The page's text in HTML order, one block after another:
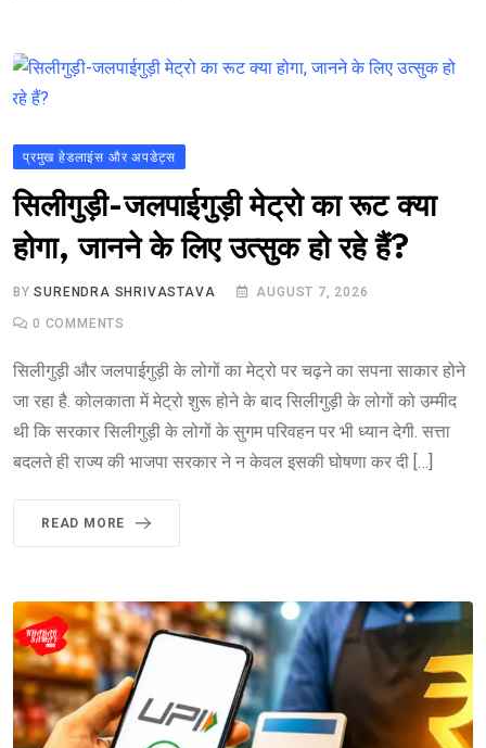
प्रमुख हेडलाइंस और अपडेट्स
सिलीगुड़ी-जलपाईगुड़ी मेट्रो का रूट क्या
होगा, जानने के लिए उत्सुक हो रहे हैं?
BYSURENDRA SHRIVASTAVA AUGUST 7, 2026
0 COMMENTS
सिलीगुड़ी और जलपाईगुड़ी के लोगों का मेट्रो पर चढ़ने का सपना साकार होने
जा रहा है. कोलकाता में मेट्रो शुरू होने के बाद सिलीगुड़ी के लोगों को उम्मीद
थी कि सरकार सिलीगुड़ी के लोगों के सुगम परिवहन पर भी ध्यान देगी. सत्ता
बदलते ही राज्य की भाजपा सरकार ने न केवल इसकी घोषणा कर दी […]
READ MORE